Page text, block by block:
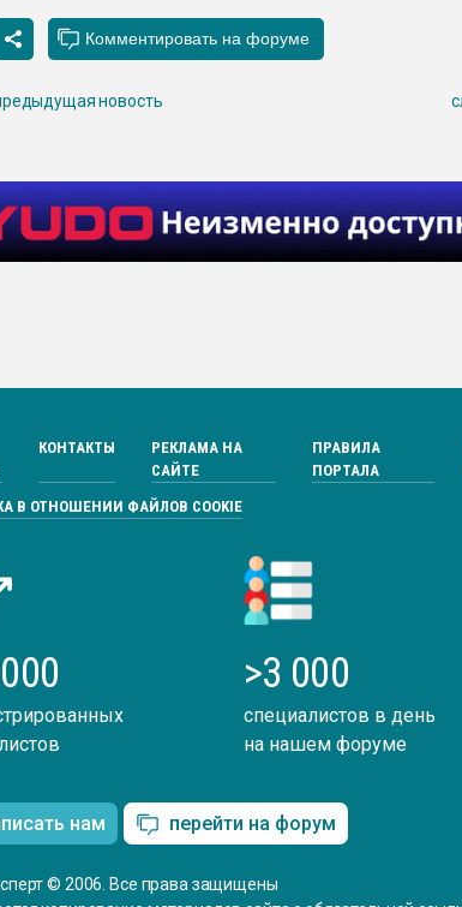
новость
КОНТАКТЫ
РЕКЛАМА НА
САЙТЕ
ПРАВИЛА
ПОРТАЛА
В ОТНОШЕНИИ ФАЙЛОВ COOKIE
>3 000
специалистов в день
на нашем форуме
нам перейти на форум
© 2006. Все права защищены